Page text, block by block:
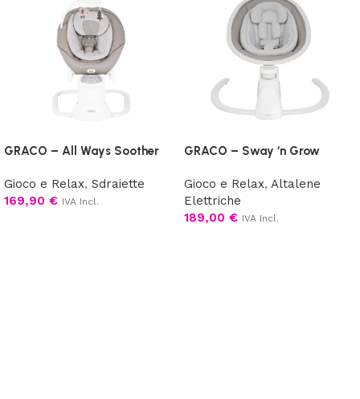
GRACO – All Ways Soother
Gioco e Relax, Sdraiette
169,90 € IVA Incl.
GRACO – Sway ‘n Grow
Gioco e Relax, Altalene
Elettriche
189,00 € IVA Incl.